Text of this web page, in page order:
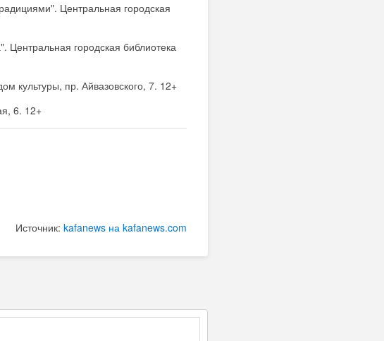
Центральная городская
городская библиотека
культуры, пр. Айвазовского, 7. 12+
6. 12+
Источник: kafanews на kafanews.com